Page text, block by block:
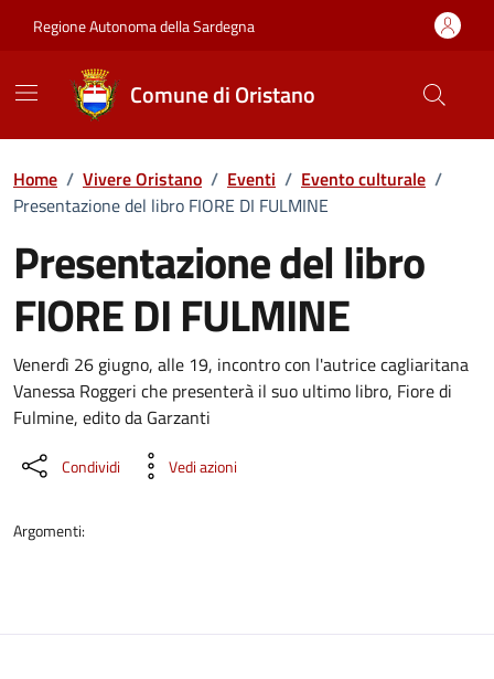
Regione Autonoma della Sardegna
Comune di Oristano
Home / Vivere Oristano / Eventi / Evento culturale /
Presentazione del libro FIORE DI FULMINE
Presentazione del libro
FIORE DI FULMINE
Dettaglio dell'evento
Venerdì 26 giugno, alle 19, incontro con l'autrice cagliaritana
Vanessa Roggeri che presenterà il suo ultimo libro, Fiore di
Fulmine, edito da Garzanti
Condividi Vedi azioni
Argomenti: